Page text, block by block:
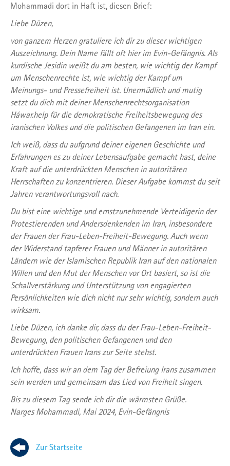
Mohammadi dort in Haft ist, diesen Brief:
Liebe Düzen,
von ganzem Herzen gratuliere ich dir zu dieser wichtigen
Auszeichnung. Dein Name fällt oft hier im Evin-Gefängnis. Als
kurdische Jesidin weißt du am besten, wie wichtig der Kampf
um Menschenrechte ist, wie wichtig der Kampf um
Meinungs- und Pressefreiheit ist. Unermüdlich und mutig
setzt du dich mit deiner Menschenrechtsorganisation
Háwar.help für die demokratische Freiheitsbewegung des
iranischen Volkes und die politischen Gefangenen im Iran ein.
Ich weiß, dass du aufgrund deiner eigenen Geschichte und
Erfahrungen es zu deiner Lebensaufgabe gemacht hast, deine
Kraft auf die unterdrückten Menschen in autoritären
Herrschaften zu konzentrieren. Dieser Aufgabe kommst du seit
Jahren verantwortungsvoll nach.
Du bist eine wichtige und ernstzunehmende Verteidigerin der
Protestierenden und Andersdenkenden im Iran, insbesondere
der Frauen der Frau-Leben-Freiheit-Bewegung. Auch wenn
der Widerstand tapferer Frauen und Männer in autoritären
Ländern wie der Islamischen Republik Iran auf den nationalen
Willen und den Mut der Menschen vor Ort basiert, so ist die
Schallverstärkung und Unterstützung von engagierten
Persönlichkeiten wie dich nicht nur sehr wichtig, sondern auch
wirksam.
Liebe Düzen, ich danke dir, dass du der Frau-Leben-Freiheit-
Bewegung, den politischen Gefangenen und den
unterdrückten Frauen Irans zur Seite stehst.
Ich hoffe, dass wir an dem Tag der Befreiung Irans zusammen
sein werden und gemeinsam das Lied von Freiheit singen.
Bis zu diesem Tag sende ich dir die wärmsten Grüße.
Narges Mohammadi, Mai 2024, Evin-Gefängnis
Zur Startseite